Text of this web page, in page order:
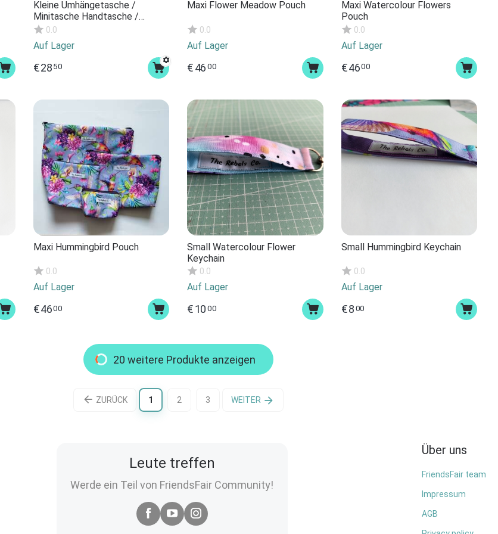
Kleine Umhängetasche /
Minitasche Handtasche /
Farbenfroher Umhängetasche /
Wildlederimitat / Ethno / Boho/
Hippie, Festival, bunt
0.0
Auf Lager
€2850
Maxi Flower Meadow Pouch
0.0
Auf Lager
€4600
Maxi Watercolour Flowers
Pouch
0.0
Auf Lager
€4600
Maxi Hummingbird Pouch
0.0
Auf Lager
€4600
Small Watercolour Flower
Keychain
0.0
Auf Lager
€1000
Small Hummingbird Keychain
0.0
Auf Lager
€800
20 weitere Produkte anzeigen
ZURÜCK 1 2 3 WEITER
Leute treffen
Werde ein Teil von FriendsFair Community!
Über uns
FriendsFair team
Impressum
AGB